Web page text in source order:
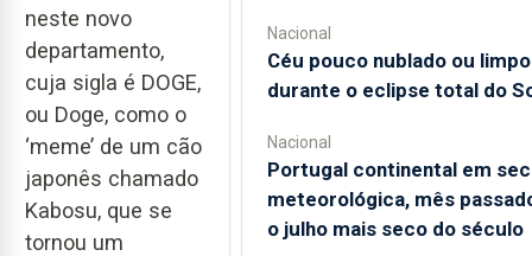
neste novo
departamento,
cuja sigla é DOGE,
ou Doge, como o
‘meme’ de um cão
japonês chamado
Kabosu, que se
tornou um
Nacional
Céu pouco nublado ou limpo
durante o eclipse total do
Nacional
Portugal continental em
meteorológica, mês
o julho mais seco do século